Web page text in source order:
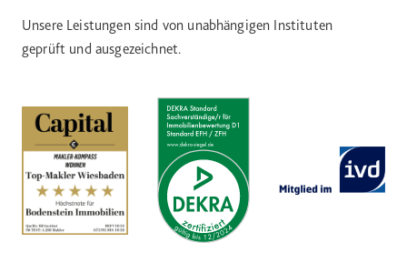
Unsere Leistungen sind von unabhängigen Instituten
geprüft und ausgezeichnet.